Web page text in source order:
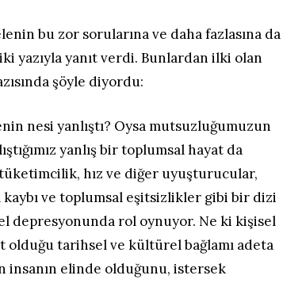
bu zor sorularına ve daha fazlasına da
yazıyla yanıt verdi. Bunlardan ilki olan
şöyle diyordu:
nesi yanlıştı? Oysa mutsuzluğumuzun
yanlış bir toplumsal hayat da
tüketimcilik, hız ve diğer uyuşturucular,
kaybı ve toplumsal eşitsizlikler gibi bir dizi
depresyonunda rol oynuyor. Ne ki kişisel
olduğu tarihsel ve kültürel bağlamı adeta
insanın elinde olduğunu, istersek